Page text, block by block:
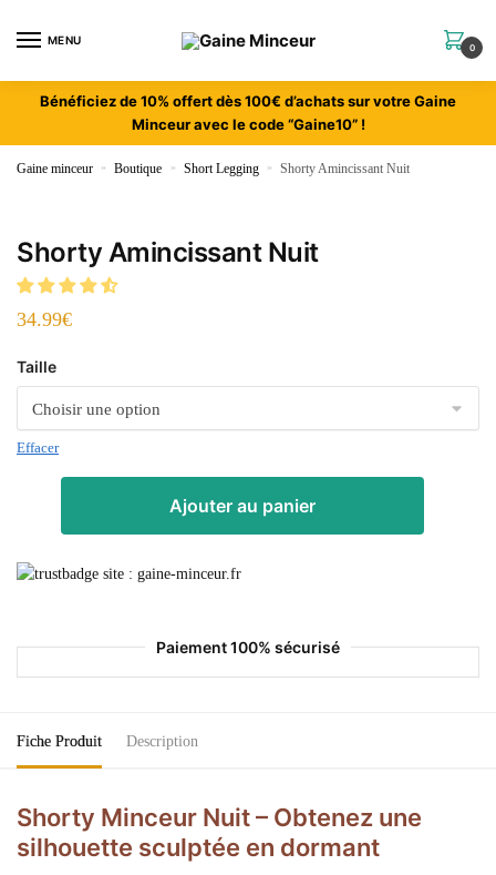
MENU
0
Bénéficiez de 10% offert dès 100€ d’achats sur votre Gaine
Minceur avec le code “Gaine10” !
Gaine minceur » Boutique » Short Legging » Shorty Amincissant Nuit
Shorty Amincissant Nuit
34.99€
Taille
Effacer
Ajouter au panier
Paiement 100% sécurisé
Fiche Produit Description
Shorty Minceur Nuit – Obtenez une
silhouette sculptée en dormant